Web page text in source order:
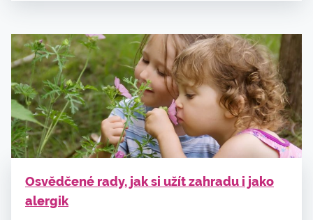
Osvědčené rady, jak si užít zahradu i jako
alergik